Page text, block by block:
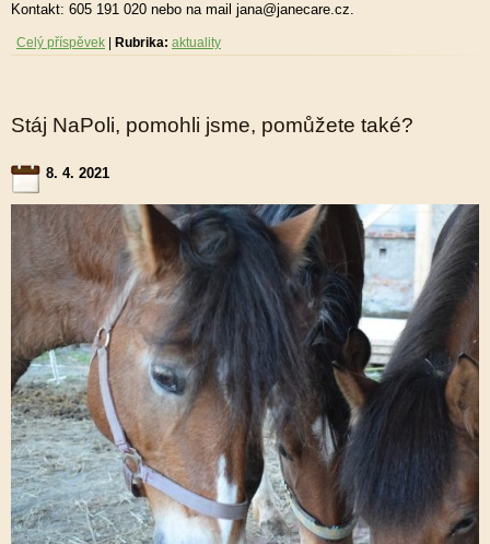
Kontakt: 605 191 020 nebo na mail jana@janecare.cz.
Celý příspěvek Rubrika: aktuality
Stáj NaPoli, pomohli jsme, pomůžete také?
8. 4. 2021